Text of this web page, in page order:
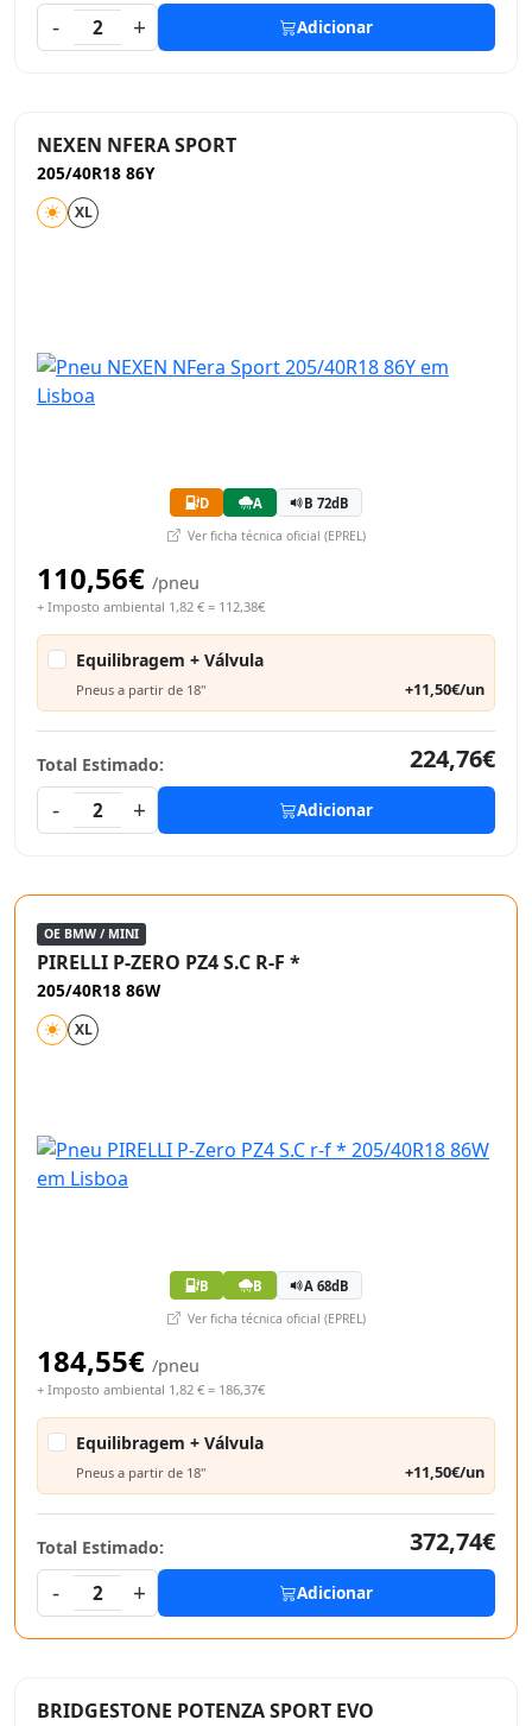
- 2 + Adicionar
NEXEN NFERA SPORT
205/40R18 86Y
XL
D A B 72dB
Ver ficha técnica oficial (EPREL)
110,56€ /pneu
+ Imposto ambiental 1,82 € = 112,38€
Equilibragem + Válvula
Pneus a partir de 18" +11,50€/un
Total Estimado:
224,76€
-
2 + Adicionar
OE BMW / MINI
PIRELLI P-ZERO PZ4 S.C R-F *
205/40R18 86W
XL
B B A 68dB
Ver ficha técnica oficial (EPREL)
184,55€ /pneu
+ Imposto ambiental 1,82 € = 186,37€
Equilibragem + Válvula
Pneus a partir de 18" +11,50€/un
Total Estimado:
372,74€
-
2 + Adicionar
BRIDGESTONE POTENZA SPORT EVO